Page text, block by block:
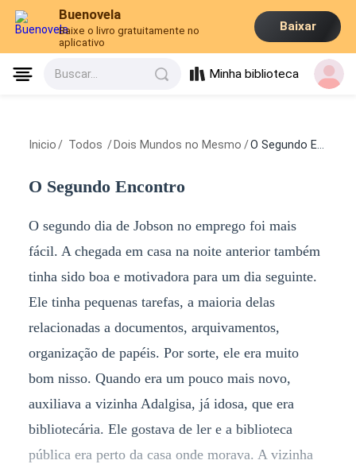
Buenovela
Baixe o livro gratuitamente no
aplicativo
Baixar
Buscar... Minha biblioteca
Inicio / Todos / Dois Mundos no Mesmo /O Segundo Encontro
O Segundo Encontro
O segundo dia de Jobson no emprego foi mais
fácil. A chegada em casa na noite anterior também
tinha sido boa e motivadora para um dia seguinte.
Ele tinha pequenas tarefas, a maioria delas
relacionadas a documentos, arquivamentos,
organização de papéis. Por sorte, ele era muito
bom nisso. Quando era um pouco mais novo,
auxiliava a vizinha Adalgisa, já idosa, que era
bibliotecária. Ele gostava de ler e a biblioteca
pública era perto da casa onde morava. A vizinha